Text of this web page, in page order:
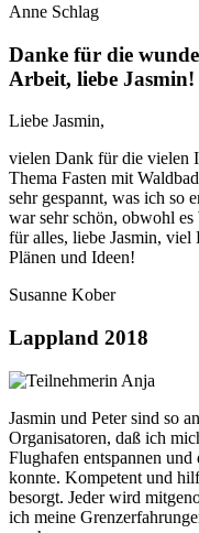
Anne Schlag
Danke für die
Arbeit, liebe Jasmin!
Liebe Jasmin,
vielen Dank für die vielen
Thema Fasten mit
sehr gespannt, was ich so
war sehr schön, obwohl
für alles, liebe Jasmin,
Plänen und Ideen!
Susanne Kober
Lappland 2018
Jasmin und Peter sind so
Organisatoren, daß ich
Flughafen entspannen
konnte. Kompetent und
besorgt. Jeder wird
ich meine